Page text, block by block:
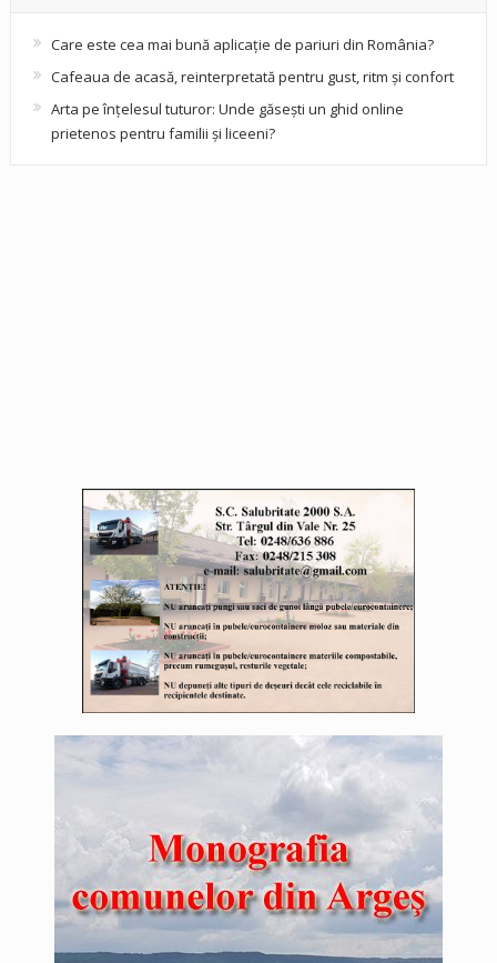
Care este cea mai bună aplicație de pariuri din România?
Cafeaua de acasă, reinterpretată pentru gust, ritm și confort
Arta pe înțelesul tuturor: Unde găsești un ghid online
prietenos pentru familii și liceeni?